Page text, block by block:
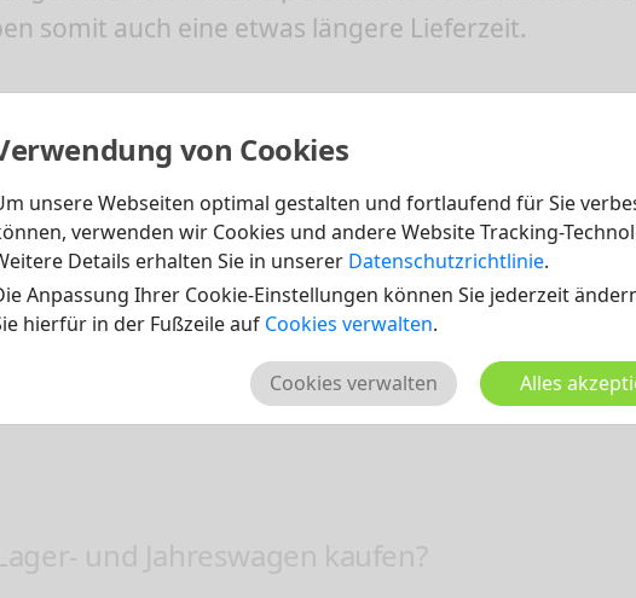
von Cookies
unsere Webseiten optimal gestalten und fortlaufend für Sie
verwenden wir Cookies und andere Website Tracking-
Details erhalten Sie in unserer Datenschutzrichtlinie.
Anpassung Ihrer Cookie-Einstellungen können Sie jederzeit
hierfür in der Fußzeile auf Cookies verwalten.
Alles
Cookies verwalten
somit auch eine etwas längere Lieferzeit.
und Jahreswagen kaufen?